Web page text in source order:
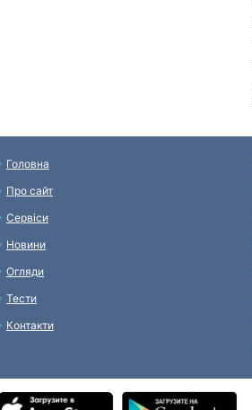
Головна
Про сайт
Сервіси
Новини
Огляди
Тести
Контакти